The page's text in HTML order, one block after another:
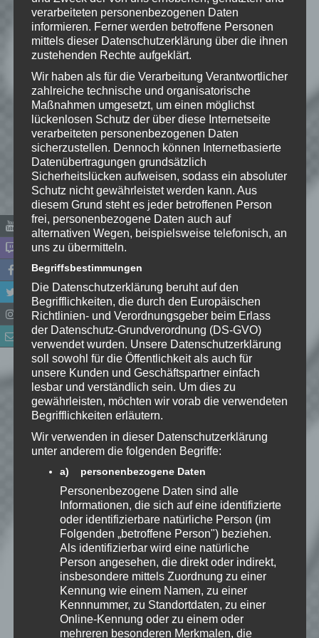
Deine E-Mail-Adresse wird nicht
veröffentlicht. Erforderliche Felder
sind mit*markiert
Kommentar *
Name*
E-Mail-Adresse*
Website
*Ich habe die
Datenschutzerklärung zur
Kenntnis genommen. Ich stimme
zu, dass meine Angaben dauerhaft
gespeichert werden.
Benachrichtige mich über
nachfolgende Kommentare via E-
Mail.
Benachrichtige mich über neue
Beiträge via E-Mail.
verarbeiteten personenbezogenen Daten
informieren. Ferner werden betroffene Personen
mittels dieser Datenschutzerklärung über die ihnen
zustehenden Rechte aufgeklärt.
Wir haben als für die Verarbeitung Verantwortlicher
zahlreiche technische und organisatorische
Maßnahmen umgesetzt, um einen möglichst
lückenlosen Schutz der über diese Internetseite
verarbeiteten personenbezogenen Daten
sicherzustellen. Dennoch können Internetbasierte
Datenübertragungen grundsätzlich
Sicherheitslücken aufweisen, sodass ein absoluter
Schutz nicht gewährleistet werden kann. Aus
diesem Grund steht es jeder betroffenen Person
frei, personenbezogene Daten auch auf
alternativen Wegen, beispielsweise telefonisch, an
uns zu übermitteln.
Begriffsbestimmungen
Die Datenschutzerklärung beruht auf den
Begrifflichkeiten, die durch den Europäischen
Richtlinien- und Verordnungsgeber beim Erlass
der Datenschutz-Grundverordnung (DS-GVO)
verwendet wurden. Unsere Datenschutzerklärung
soll sowohl für die Öffentlichkeit als auch für
unsere Kunden und Geschäftspartner einfach
lesbar und verständlich sein. Um dies zu
gewährleisten, möchten wir vorab die verwendeten
Begrifflichkeiten erläutern.
Wir verwenden in dieser Datenschutzerklärung
unter anderem die folgenden Begriffe:
a) personenbezogene Daten
Personenbezogene Daten sind alle
Informationen, die sich auf eine identifizierte
oder identifizierbare natürliche Person (im
Folgenden „betroffene Person") beziehen.
Als identifizierbar wird eine natürliche
Person angesehen, die direkt oder indirekt,
insbesondere mittels Zuordnung zu einer
Kennung wie einem Namen, zu einer
Kennnummer, zu Standortdaten, zu einer
Online-Kennung oder zu einem oder
mehreren besonderen Merkmalen, die